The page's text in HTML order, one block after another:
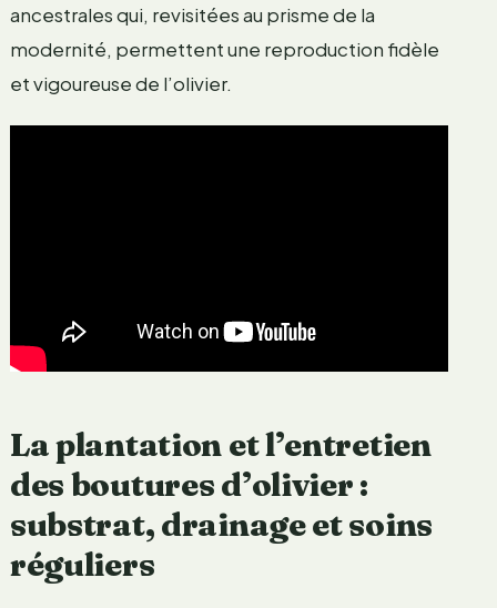
ancestrales qui, revisitées au prisme de la
modernité, permettent une reproduction fidèle
et vigoureuse de l’olivier.
La plantation et l’entretien
des boutures d’olivier :
substrat, drainage et soins
réguliers